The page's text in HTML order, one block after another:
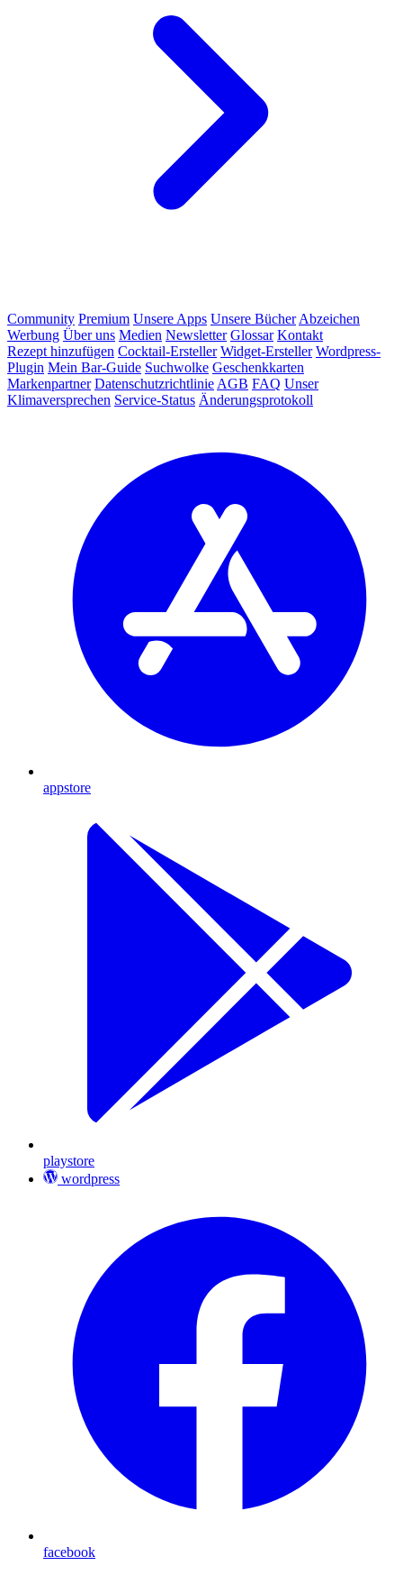
Community Premium Unsere Apps Unsere Bücher Abzeichen
Werbung Über uns Medien Newsletter Glossar Kontakt
Rezept hinzufügen Cocktail-Ersteller Widget-Ersteller Wordpress-
Plugin Mein Bar-Guide Suchwolke Geschenkkarten
Markenpartner Datenschutzrichtlinie AGB FAQ Unser
Klimaversprechen Service-Status Änderungsprotokoll
appstore
playstore
wordpress
facebook